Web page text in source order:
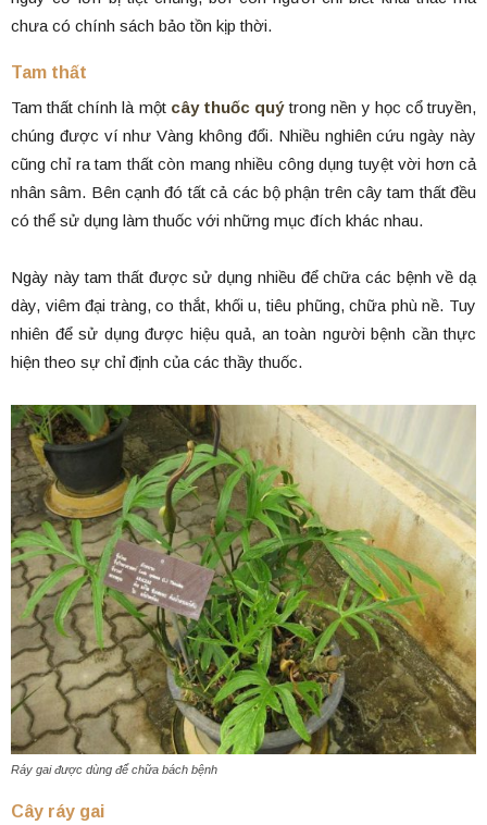
chưa có chính sách bảo tồn kịp thời.
Tam thất
Tam thất chính là một cây thuốc quýtrong nền y học cổ truyền,
chúng được ví như Vàng không đổi. Nhiều nghiên cứu ngày này
cũng chỉ ra tam thất còn mang nhiều công dụng tuyệt vời hơn cả
nhân sâm. Bên cạnh đó tất cả các bộ phận trên cây tam thất đều
có thể sử dụng làm thuốc với những mục đích khác nhau.
Ngày này tam thất được sử dụng nhiều để chữa các bệnh về dạ
dày, viêm đại tràng, co thắt, khối u, tiêu phũng, chữa phù nề. Tuy
nhiên để sử dụng được hiệu quả, an toàn người bệnh cần thực
hiện theo sự chỉ định của các thầy thuốc.
Ráy gai được dùng để chữa bách bệnh
Cây ráy gai